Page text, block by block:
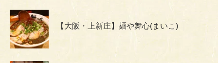
【大阪・上新庄】麺や舞心(まいこ)